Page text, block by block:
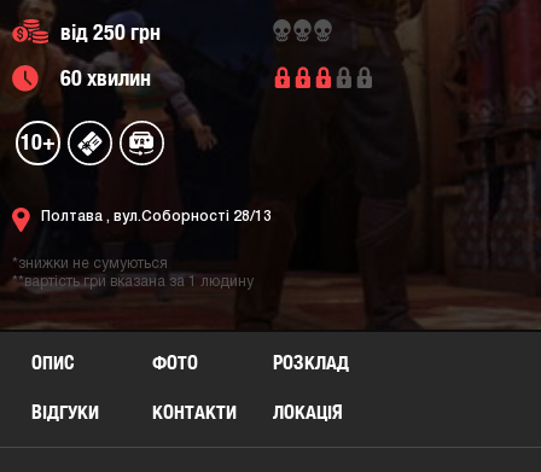
від 250 грн
60 хвилин
10+
Пoлтaва , вул.Соборності 28/13
*знижки не сумуються
**вартість гри вказана за 1 людину
ОПИС ФОТО РОЗКЛАД
ВІДГУКИ КОНТАКТИ ЛОКАЦIЯ